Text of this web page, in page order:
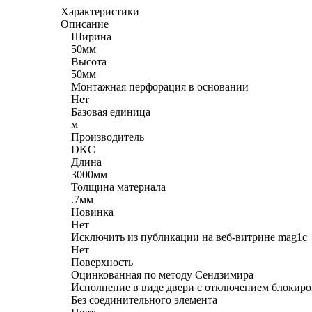
Характеристики
Описание
Ширина
50мм
Высота
50мм
Монтажная перфорация в основании
Нет
Базовая единица
м
Производитель
DKC
Длина
3000мм
Толщина материала
.7мм
Новинка
Нет
Исключить из публикации на веб-витрине mag1c
Нет
Поверхность
Оцинкованная по методу Сендзимира
Исполнение в виде двери с отключением
Без соединительного элемента